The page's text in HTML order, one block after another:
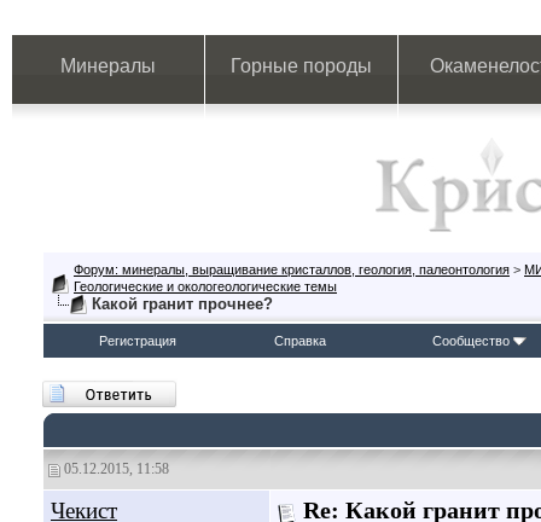
Минералы Горные породы
Форум: минералы, выращивание кристаллов, геология, палеонтология >
Геологические и окологеологические темы
Какой гранит прочнее?
Регистрация Справка Сообщество
05.12.2015, 11:58
Чекист Re: Какой гранит